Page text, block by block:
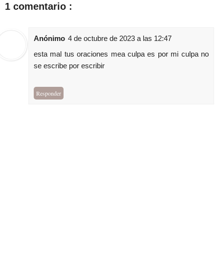
1 comentario :
Anónimo 4 de octubre de 2023 a las 12:47
esta mal tus oraciones mea culpa es por mi culpa no
se escribe por escribir
Responder